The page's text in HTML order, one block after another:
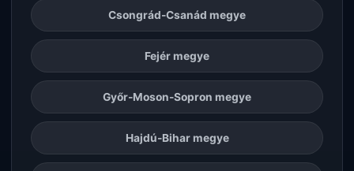
Csongrád-Csanád megye
Fejér megye
Győr-Moson-Sopron megye
Hajdú-Bihar megye